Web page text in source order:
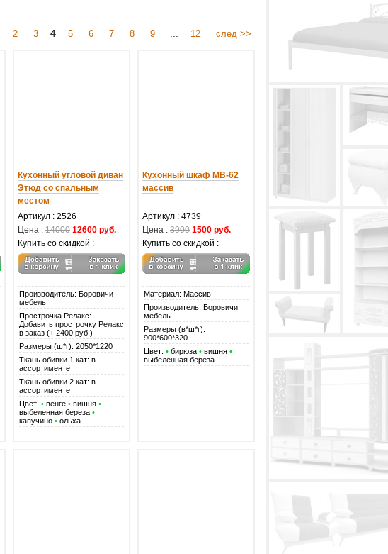
2 3 4 5 6 7 8 9 12 след >>
Кухонный угловой диван
Этюд со спальным
местом
Артикул : 2526
Цена : 14000 12600 руб.
Купить со скидкой :
Производитель: Боровичи
мебель
Прострочка Релакс:
Добавить прострочку Релакс
в заказ (+ 2400 руб.)
Размеры (ш*г): 2050*1220
Ткань обивки 1 кат: в
ассортименте
Ткань обивки 2 кат: в
ассортименте
Цвет: • венге • вишня •
выбеленная береза •
капучино • ольха
Кухонный шкаф МВ-62
массив
Артикул : 4739
Цена : 3900 1500 руб.
Купить со скидкой :
Материал: Массив
Производитель: Боровичи
мебель
Размеры (в*ш*г):
900*600*320
Цвет: • бирюза • вишня •
выбеленная береза